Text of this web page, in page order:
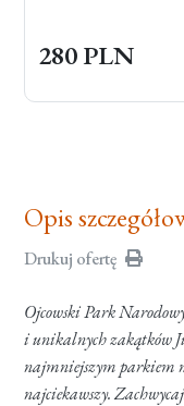
280 PLN
Opis
Drukuj ofertę
Ojcowski Park
i unikalnych zakątków
najmniejszym parkiem
najciekawszy.